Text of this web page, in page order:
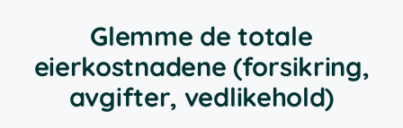
Glemme de totale
eierkostnadene (forsikring,
avgifter, vedlikehold)